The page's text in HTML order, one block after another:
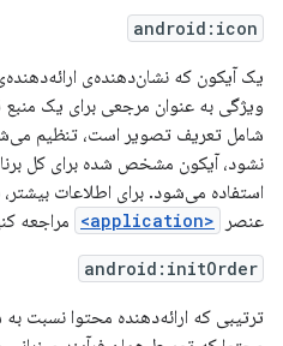
android:icon
یک آیکون که نشان‌دهنده‌ی
ویژگی به عنوان مرجعی برای یک منبع
شامل تعریف تصویر است، تنظیم
نشود، آیکون مشخص شده برای کل
استفاده می‌شود. برای اطلاعات
عنصر <application> مراجعه
android:initOrder
ترتیبی که ارائه‌دهنده محتوا نسبت به